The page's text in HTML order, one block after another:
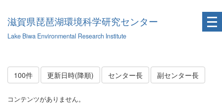
滋賀県琵琶湖環境科学研究センター
Lake Biwa Environmental Research Institute
100件 更新日時(降順) センター長 副センター長
コンテンツがありません。